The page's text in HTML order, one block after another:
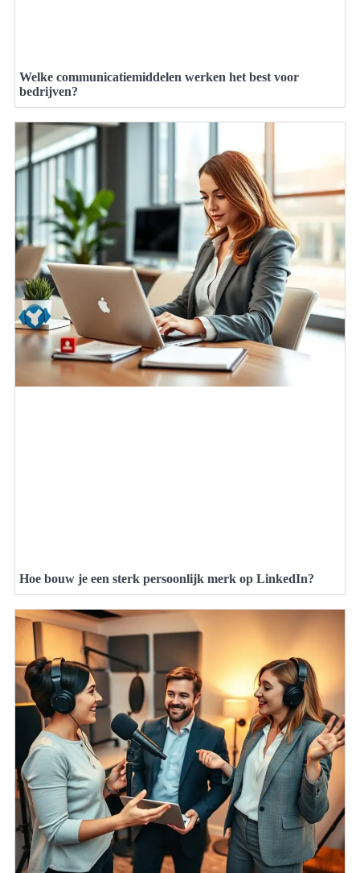
Welke communicatiemiddelen werken het best voor
bedrijven?
Hoe bouw je een sterk persoonlijk merk op LinkedIn?